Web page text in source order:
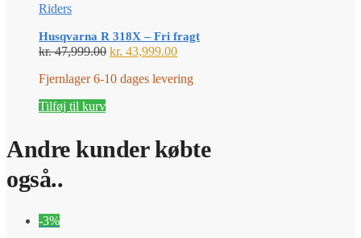
Riders
Husqvarna R 318X – Fri fragt
kr.47,999.00 Den
pris
kr. 43,999.00Den
pris
Fjernlager 6-10 dages levering
Tilføj til kurv
Andre kunder købte
også..
-3%